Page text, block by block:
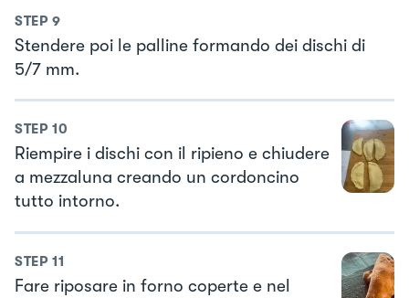
STEP 9
Stendere poi le palline formando dei dischi di
5/7 mm.
STEP 10
Riempire i dischi con il ripieno e chiudere
a mezzaluna creando un cordoncino
tutto intorno.
STEP 11
Fare riposare in forno coperte e nel